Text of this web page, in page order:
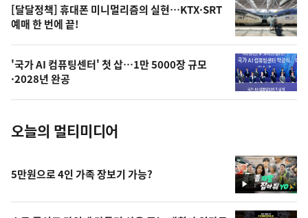
오
늘
의
사
진
[달달정책] 휴대폰 미니멀리즘의 실현…KTX·SRT
예매 한 번에 끝!
'국가 AI 컴퓨팅센터' 첫 삽…1만 5000장 규모
·2028년 완공
오늘의 멀티미디어
영
상
5만원으로 4인 가족 장보기 가능?